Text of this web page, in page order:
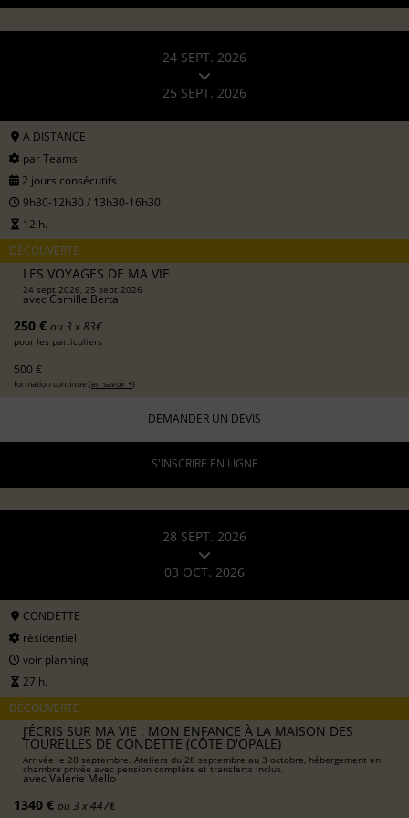
24 SEPT. 2026
25 SEPT. 2026
A DISTANCE
par Teams
2 jours consécutifs
9h30-12h30 / 13h30-16h30
12 h.
DÉCOUVERTE
LES VOYAGES DE MA VIE
24 sept 2026, 25 sept 2026
avecCamille Berta
250 € ou 3 x 83€
pour les particuliers
500 €
formation continue (en savoir +)
DEMANDER UN DEVIS
S'INSCRIRE EN LIGNE
28 SEPT. 2026
03 OCT. 2026
CONDETTE
résidentiel
voir planning
27 h.
DÉCOUVERTE
J’ÉCRIS SUR MA VIE : MON ENFANCE À LA MAISON DES
TOURELLES DE CONDETTE (CÔTE D'OPALE)
Arrivée le 28 septembre. Ateliers du 28 septembre au 3 octobre, hébergement en
chambre privée avec pension complète et transferts inclus.
avec Valérie Mello
1340 € ou 3 x 447€